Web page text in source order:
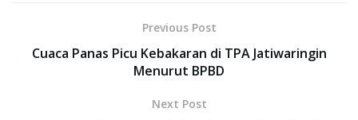
Previous Post
Cuaca Panas Picu Kebakaran di TPA Jatiwaringin
Menurut BPBD
Next Post